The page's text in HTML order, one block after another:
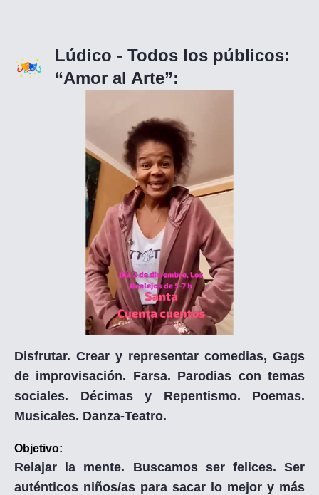
Lúdico - Todos los públicos:
“Amor al Arte”:
Disfrutar. Crear y representar comedias, Gags
de improvisación. Farsa. Parodias con temas
sociales. Décimas y Repentismo. Poemas.
Musicales. Danza-Teatro.
Objetivo:
Relajar la mente. Buscamos ser felices. Ser
auténticos niños/as para sacar lo mejor y más